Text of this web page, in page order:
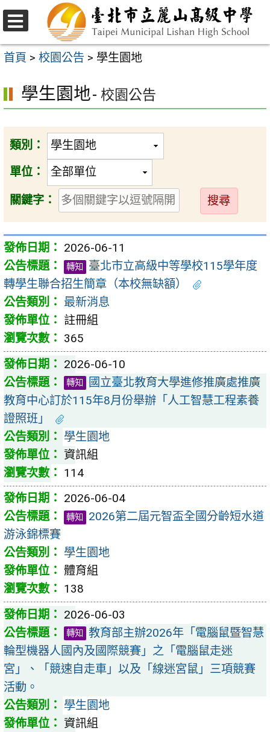
跳
至
主
內
容
選
單
首頁 > 校園公告 > 學生園地
學生園地- 校園公告
類別：
單位：
關鍵字：
送
出
2026-06-11
轉知
臺北市立高級中等學校115學年度
轉學生聯合招生簡章（本校無缺額）
最新消息
註冊組
365
2026-06-10
轉知
國立臺北教育大學進修推廣處推廣
教育中心訂於115年8月份舉辦「人工智慧工程素養
證照班」
學生園地
資訊組
114
2026-06-04
轉知
2026第二屆元智盃全國分齡短水道
游泳錦標賽
學生園地
體育組
138
2026-06-03
轉知
教育部主辦2026年「電腦鼠暨智慧
輪型機器人國內及國際競賽」之「電腦鼠走迷
宮」、「競速自走車」以及「線迷宮鼠」三項競賽
活動。
學生園地
資訊組